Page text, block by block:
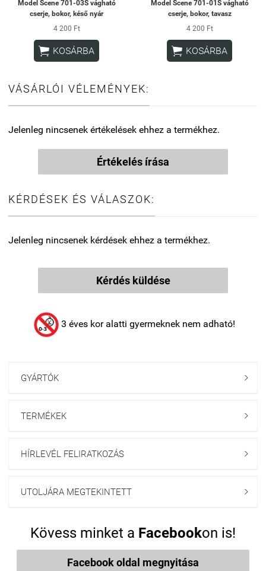
Model Scene 701-03S vágható
cserje, bokor, késő nyár
4 200 Ft
 KOSÁRBA
Model Scene 701-01S vágható
cserje, bokor, tavasz
4 200 Ft
 KOSÁRBA
VÁSÁRLÓI VÉLEMÉNYEK:
Jelenleg nincsenek értékelések ehhez a termékhez.
Értékelés írása
KÉRDÉSEK ÉS VÁLASZOK:
Jelenleg nincsenek kérdések ehhez a termékhez.
Kérdés küldése
3 éves kor alatti gyermeknek nem adható!
GYÁRTÓK 
TERMÉKEK 
HÍRLEVÉL FELIRATKOZÁS 
UTOLJÁRA MEGTEKINTETT 
Kövess minket a Facebookon is!
Facebook oldal megnyitása